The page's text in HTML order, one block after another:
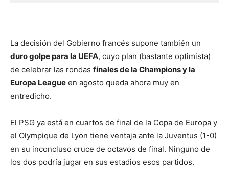
La decisión del Gobierno francés supone también un
duro golpe para la UEFA, cuyo plan (bastante optimista)
de celebrar las rondas finales de la Champions y la
Europa League en agosto queda ahora muy en
entredicho.
El PSG ya está en cuartos de final de la Copa de Europa y
el Olympique de Lyon tiene ventaja ante la Juventus (1-0)
en su inconcluso cruce de octavos de final. Ninguno de
los dos podría jugar en sus estadios esos partidos.